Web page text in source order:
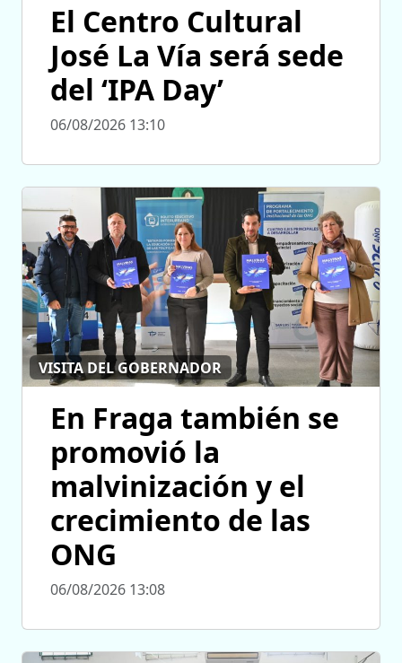
El Centro Cultural
José La Vía será sede
del ‘IPA Day’
06/08/2026 13:10
VISITA DEL GOBERNADOR
En Fraga también se
promovió la
malvinización y el
crecimiento de las
ONG
06/08/2026 13:08